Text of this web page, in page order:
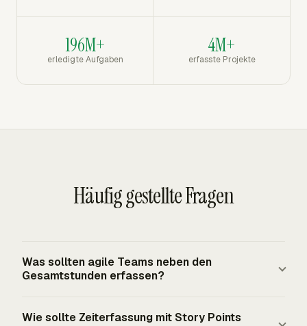
196M+
erledigte Aufgaben
4M+
erfasste Projekte
Häufig gestellte Fragen
Was sollten agile Teams neben den
Gesamtstunden erfassen?
Datum, gebuchte Zeit, verbleibende Schätzung und
Wie sollte Zeiterfassung mit Story Points